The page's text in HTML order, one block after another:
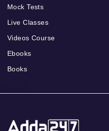
Mock Tests
Live Classes
Videos Course
Ebooks
Books